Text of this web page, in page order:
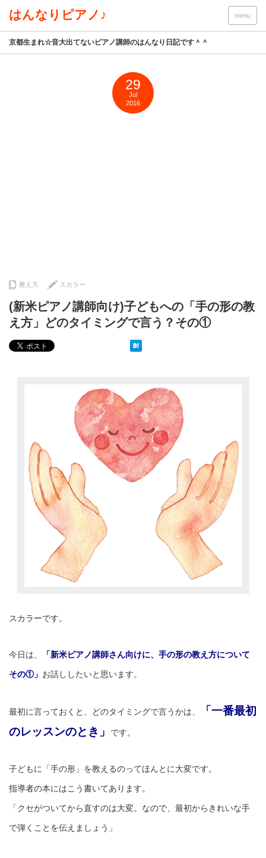
はんなりピアノ♪ menu
京都生まれ☆音大出てないピアノ講師のはんなり日記です＾＾
29
Jul
2016
教え方 スカラー
(新米ピアノ講師向け)子どもへの「手の形の教
え方」どのタイミングで言う？その①
スカラーです。
今日は、 「新米ピアノ講師さん向けに、手の形の教え方について
その①」 お話ししたいと思います。
最初に言っておくと、どのタイミングで言うかは、
「一番最初
のレッスンのとき」
です。
子どもに「手の形」を教えるのってほんとに大変です。
指導者の本にはこう書いてあります。
「クセがついてから直すのは大変。なので、最初からきれいな手
で弾くことを伝えましょう」